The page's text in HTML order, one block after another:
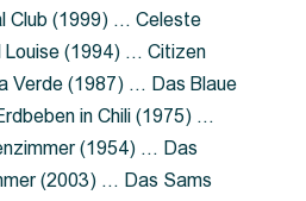
Club (1999) … Celeste
(1994) … Citizen
Verde (1987) … Das Blaue
in Chili (1975) …
(1954) … Das
(2003) … Das Sams